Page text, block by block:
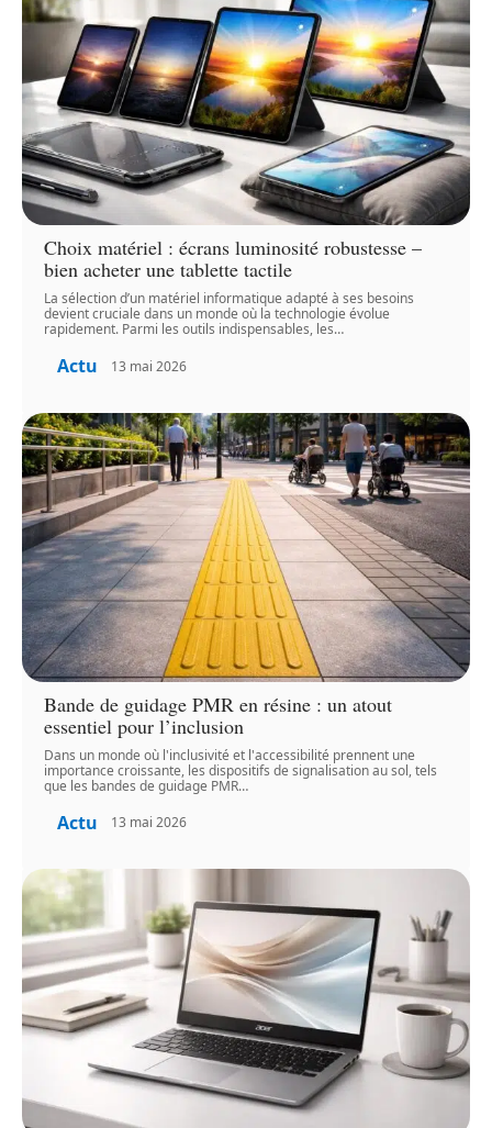
Choix matériel : écrans luminosité robustesse –
bien acheter une tablette tactile
La sélection d’un matériel informatique adapté à ses besoins
devient cruciale dans un monde où la technologie évolue
rapidement. Parmi les outils indispensables, les…
Actu 13 mai 2026
Bande de guidage PMR en résine : un atout
essentiel pour l’inclusion
Dans un monde où l'inclusivité et l'accessibilité prennent une
importance croissante, les dispositifs de signalisation au sol, tels
que les bandes de guidage PMR…
Actu 13 mai 2026